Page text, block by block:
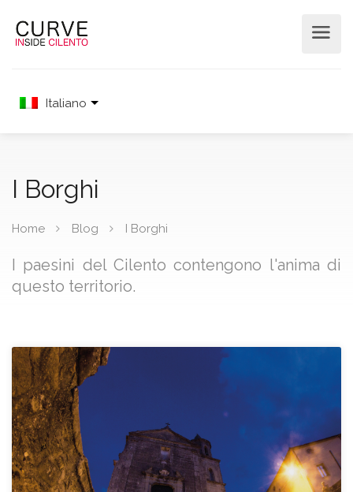
Italiano
I Borghi
Home Blog I Borghi
I paesini del Cilento contengono l'anima di
questo territorio.